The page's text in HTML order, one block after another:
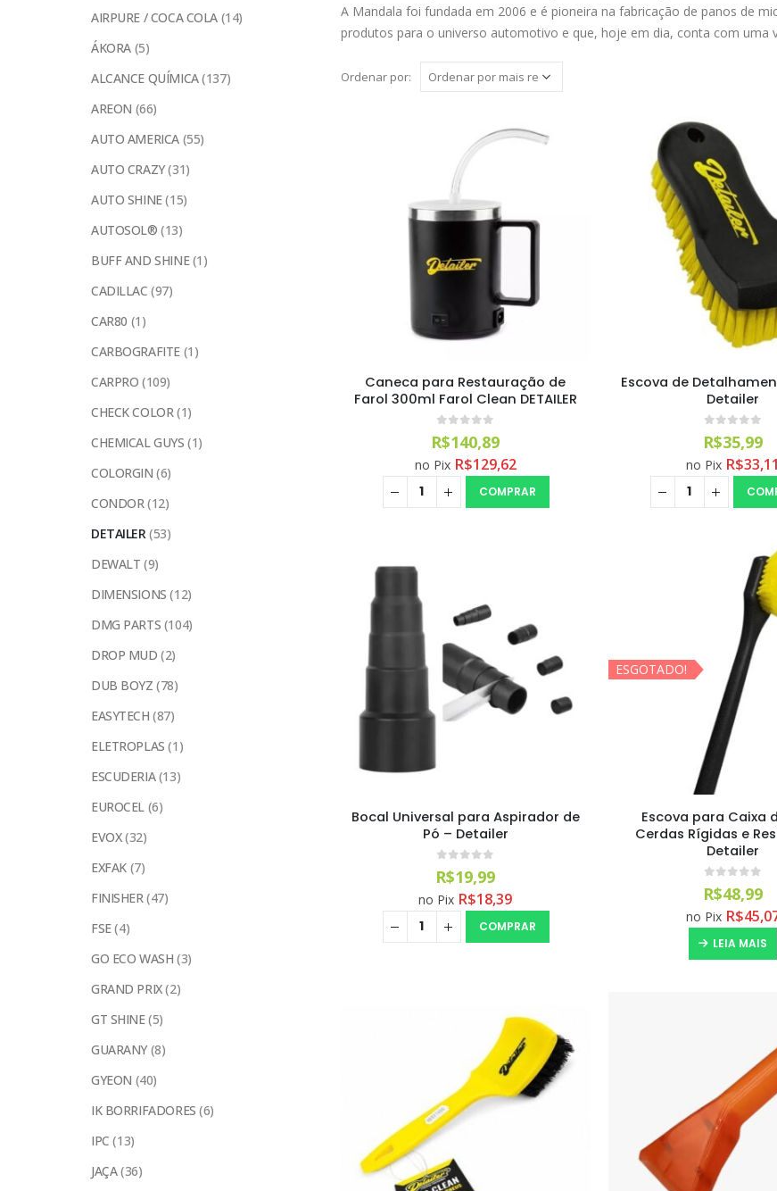
A Mandala foi fundada em 2006 e é pioneira na fabricação de panos de
produtos para o universo automotivo e que, hoje em dia, conta com uma
Ordenar por:
Caneca para Restauração de
Farol 300ml Farol Clean DETAILER
0out of 5
R$140,89
no Pix R$129,62
COMPRAR
Escova de
Detailer
out of 5
R$35,99
no Pix R$33,11
Bocal Universal para Aspirador de
Pó – Detailer
out of 5
R$19,99
no Pix R$18,39
COMPRAR
ESGOTADO!
Escova para Caixa
Cerdas Rígidas e
Detailer
out of 5
R$48,99
no Pix R$
LEIA MAIS
AIRPURE / COCA COLA (14)
ÁKORA (5)
ALCANCE QUÍMICA(137)
AREON (66)
AUTO AMERICA (55)
AUTO CRAZY(31)
AUTO SHINE(15)
AUTOSOL® (13)
BUFF AND SHINE (1)
CADILLAC (97)
CAR80 (1)
CARBOGRAFITE (1)
CARPRO (109)
CHECK COLOR(1)
CHEMICAL GUYS (1)
COLORGIN (6)
CONDOR(12)
DETAILER(53)
DEWALT (9)
DIMENSIONS (12)
DMG PARTS (104)
DROP MUD (2)
DUB BOYZ (78)
EASYTECH (87)
ELETROPLAS (1)
ESCUDERIA(13)
EUROCEL (6)
EVOX(32)
EXFAK (7)
FINISHER(47)
FSE(4)
GO ECO WASH (3)
GRAND PRIX(2)
GT SHINE(5)
GUARANY (8)
GYEON (40)
IK BORRIFADORES (6)
IPC (13)
JAÇA(36)